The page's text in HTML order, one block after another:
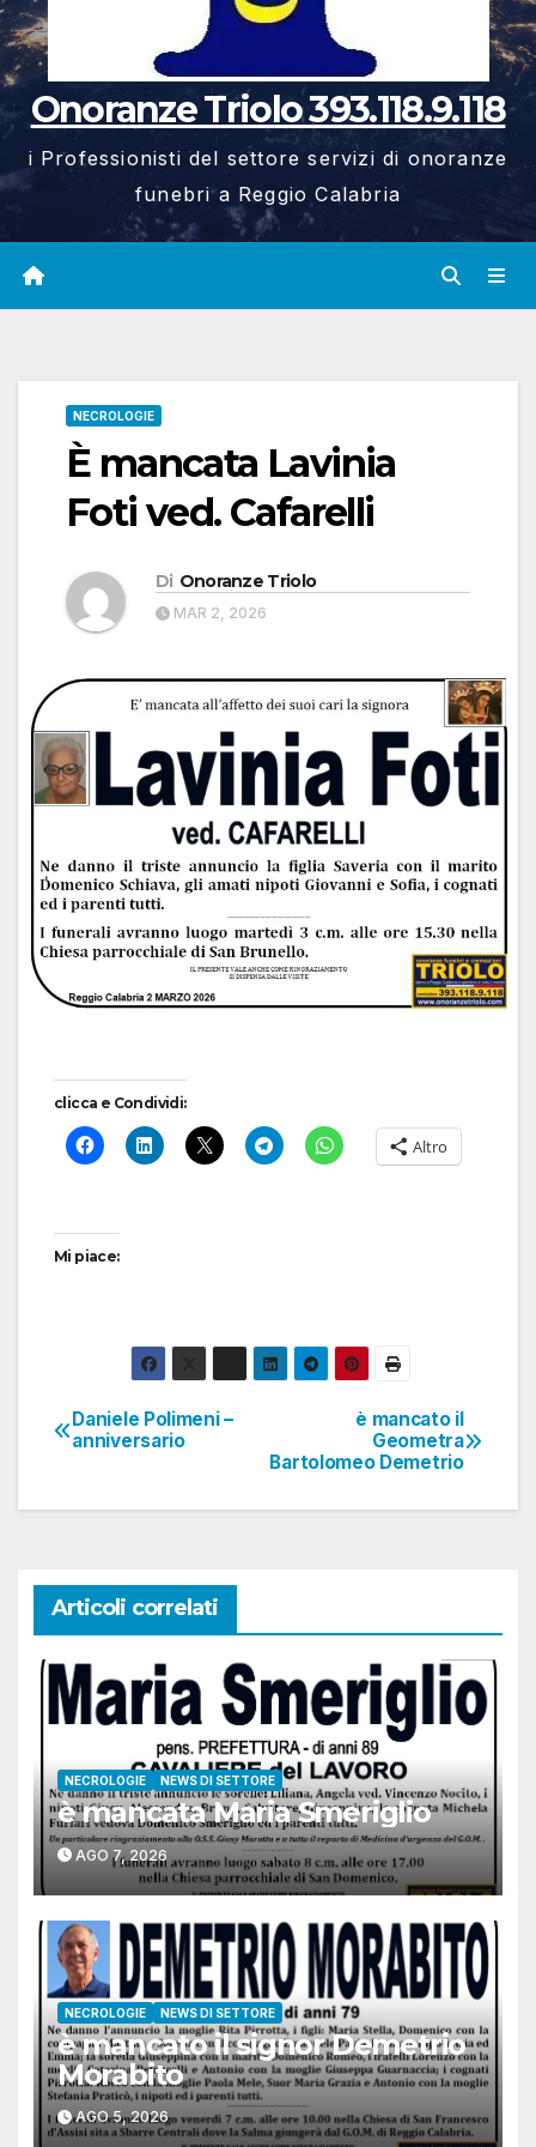
Onoranze Triolo 393.118.9.118
i Professionisti del settore servizi di onoranze
funebri a Reggio Calabria
NECROLOGIE
È mancata Lavinia
Foti ved. Cafarelli
Di Onoranze Triolo
MAR 2, 2026
clicca e Condividi:
Altro
Mi piace:
Navigazione
è mancato il
Geometra
Bartolomeo Demetrio
Daniele Polimeni –
anniversario
Articoli correlati
NECROLOGIE NEWS DI SETTORE
è mancata Maria Smeriglio
AGO 7, 2026
NECROLOGIE NEWS DI SETTORE
è mancato il signor Demetrio
Morabito
AGO 5, 2026